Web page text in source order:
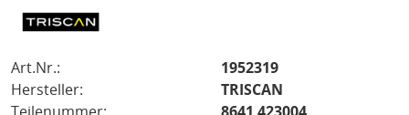
Art.Nr.:
1952319
Hersteller:
TRISCAN